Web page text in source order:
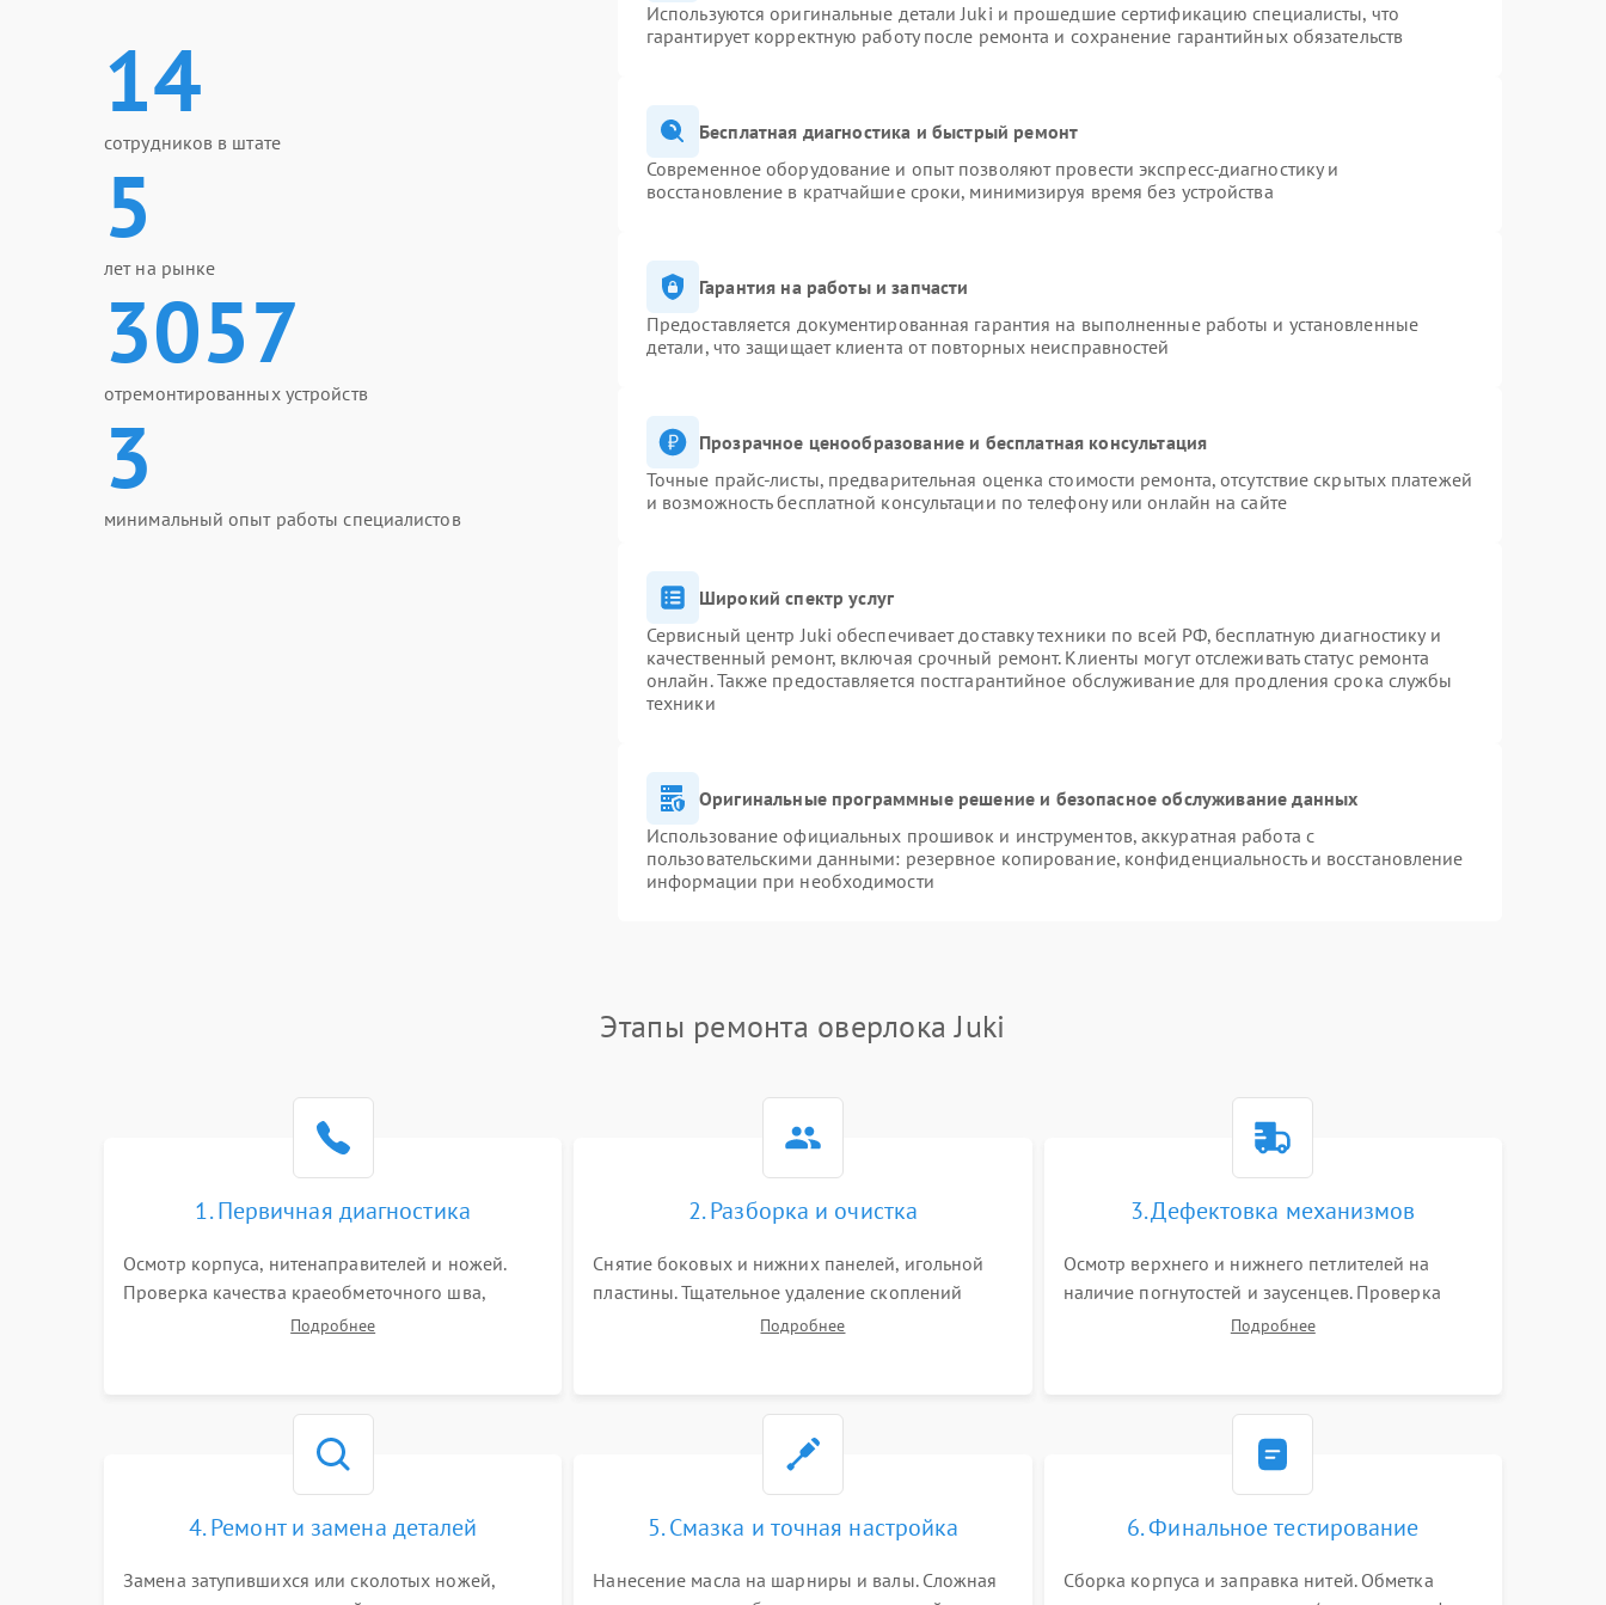
14
сотрудников в штате
5
лет на рынке
3057
отремонтированных устройств
3
минимальный опыт работы специалистов
Используются оригинальные детали Juki и прошедшие сертификацию специалисты, что
гарантирует корректную работу после ремонта и сохранение гарантийных обязательств
Бесплатная диагностика и быстрый ремонт
Современное оборудование и опыт позволяют провести экспресс-диагностику и
восстановление в кратчайшие сроки, минимизируя время без устройства
Гарантия на работы и запчасти
Предоставляется документированная гарантия на выполненные работы и установленные
детали, что защищает клиента от повторных неисправностей
Прозрачное ценообразование и бесплатная консультация
Точные прайс-листы, предварительная оценка стоимости ремонта, отсутствие скрытых платежей
и возможность бесплатной консультации по телефону или онлайн на сайте
Широкий спектр услуг
Сервисный центр Juki обеспечивает доставку техники по всей РФ, бесплатную диагностику и
качественный ремонт, включая срочный ремонт. Клиенты могут отслеживать статус ремонта
онлайн. Также предоставляется постгарантийное обслуживание для продления срока службы
техники
Оригинальные программные решение и безопасное обслуживание данных
Использование официальных прошивок и инструментов, аккуратная работа с
пользовательскими данными: резервное копирование, конфиденциальность и восстановление
информации при необходимости
Этапы ремонта оверлока Juki
1. Первичная диагностика
Осмотр корпуса, нитенаправителей и ножей.
Проверка качества краеобметочного шва,
натяжения нитей и работы педали. Выявление
Подробнее
2. Разборка и очистка
Снятие боковых и нижних панелей, игольной
пластины. Тщательное удаление скоплений
тканевой пыли, обрезков и очесов из зоны
Подробнее
3. Дефектовка механизмов
Осмотр верхнего и нижнего петлителей на
наличие погнутостей и заусенцев. Проверка
остроты режущих кромок ножей, состояния
Подробнее
4. Ремонт и замена деталей
Замена затупившихся или сколотых ножей,
5. Смазка и точная настройка
Нанесение масла на шарниры и валы. Сложная
6. Финальное тестирование
Сборка корпуса и заправка нитей. Обметка